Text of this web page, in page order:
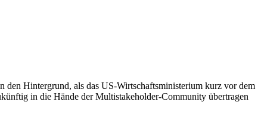
Hintergrund, als das US-Wirtschaftsministerium kurz vor dem
in die Hände der Multistakeholder-Community übertragen